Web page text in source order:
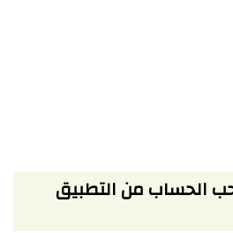
الحساب من التطبيق